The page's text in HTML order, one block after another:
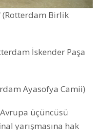
(Rotterdam Birlik
İskender Paşa
Ayasofya Camii)
üçüncüsü
yarışmasına hak